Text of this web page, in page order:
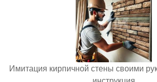
Имитация кирпичной стены своими